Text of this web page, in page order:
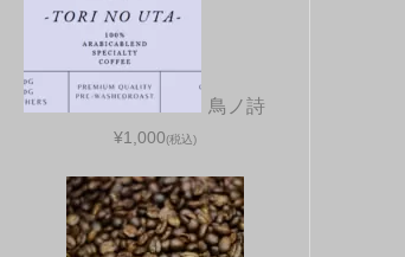
鳥ノ詩
¥1,000(税込)